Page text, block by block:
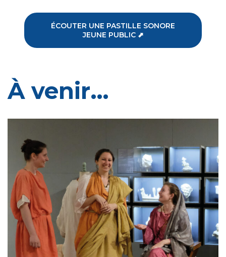
ÉCOUTER UNE PASTILLE SONORE
JEUNE PUBLIC ⬈
À venir…